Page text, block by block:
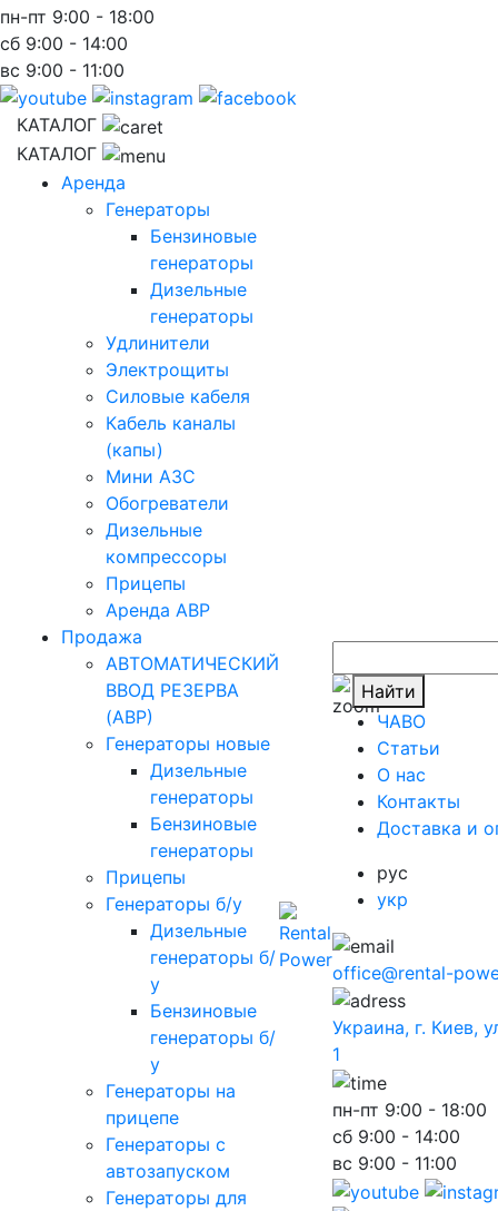
пн-пт 9:00 - 18:00
сб 9:00 - 14:00
вс 9:00 - 11:00
КАТАЛОГ
КАТАЛОГ
Аренда
Генераторы
Бензиновые
генераторы
Дизельные
генераторы
Удлинители
Электрощиты
Силовые кабеля
Кабель каналы
(капы)
Мини АЗС
Обогреватели
Дизельные
компрессоры
Прицепы
Аренда АВР
Продажа
АВТОМАТИЧЕСКИЙ
ВВОД РЕЗЕРВА
(АВР)
Генераторы новые
Дизельные
генераторы
Бензиновые
генераторы
Прицепы
Генераторы б/у
Дизельные
генераторы б/
у
Бензиновые
генераторы б/
у
Генераторы на
прицепе
Генераторы с
автозапуском
Генераторы для
Найти
ЧАВО
Cтатьи
O нас
Контакты
Доставка и
рус
укр
office@rental-
Украина, г. Киев,
1
пн-пт 9:00 - 18:00
сб 9:00 - 14:00
вс 9:00 - 11:00